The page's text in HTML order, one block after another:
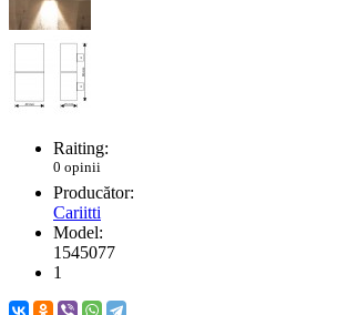
Raiting:
0 opinii
Producător:
Cariitti
Model:
1545077
1